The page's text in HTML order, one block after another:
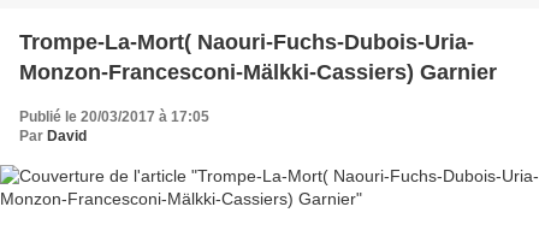
Trompe-La-Mort( Naouri-Fuchs-Dubois-Uria-
Monzon-Francesconi-Mälkki-Cassiers) Garnier
Publié le 20/03/2017 à 17:05
Par David